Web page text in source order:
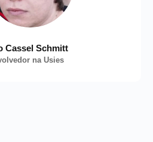
Cassel Schmitt
na Usies